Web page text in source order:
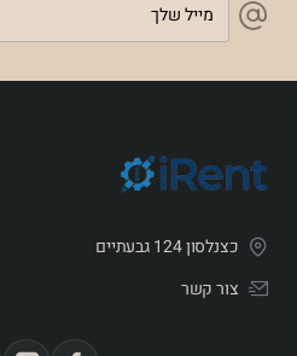
אחריותשלך
כצנלסון 124 גבעתיים
צור קשר